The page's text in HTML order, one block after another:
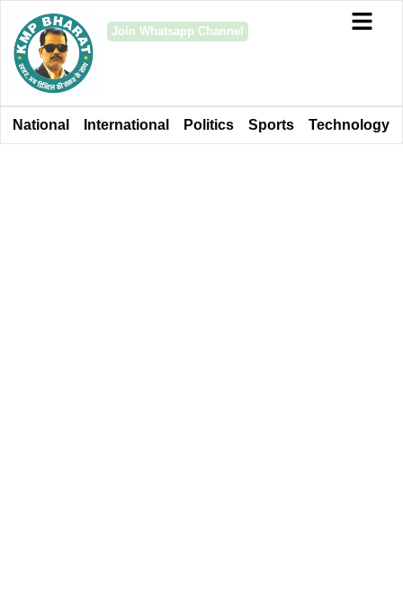
Join Whatsapp Channel
National International Politics Sports Technology